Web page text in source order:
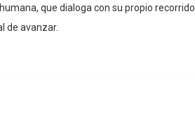
que dialoga con su propio recorrido
de avanzar.